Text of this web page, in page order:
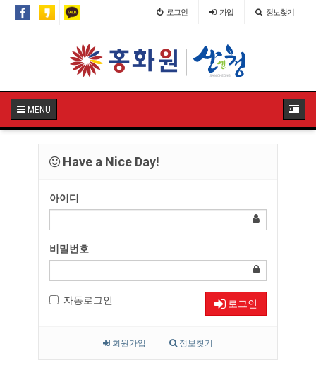
로그인 가입 정보찾기
MENU
Have a Nice Day!
아이디
비밀번호
자동로그인 로그인
회원가입 정보찾기